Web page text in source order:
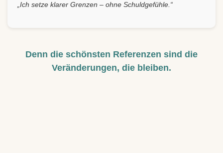
„Ich setze klarer Grenzen – ohne Schuldgefühle.“
Denn die schönsten Referenzen sind die
Veränderungen, die bleiben.